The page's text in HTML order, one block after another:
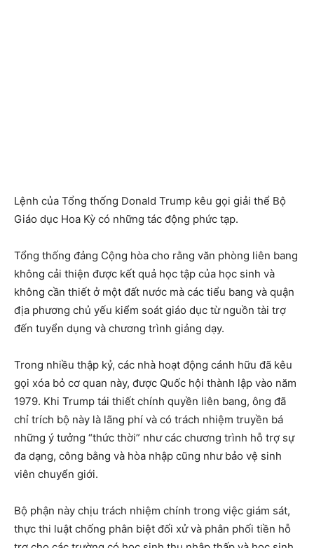
Lệnh của Tổng thống Donald Trump kêu gọi giải thể Bộ
Giáo dục Hoa Kỳ có những tác động phức tạp.
Tổng thống đảng Cộng hòa cho rằng văn phòng liên bang
không cải thiện được kết quả học tập của học sinh và
không cần thiết ở một đất nước mà các tiểu bang và quận
địa phương chủ yếu kiểm soát giáo dục từ nguồn tài trợ
đến tuyển dụng và chương trình giảng dạy.
Trong nhiều thập kỷ, các nhà hoạt động cánh hữu đã kêu
gọi xóa bỏ cơ quan này, được Quốc hội thành lập vào năm
1979. Khi Trump tái thiết chính quyền liên bang, ông đã
chỉ trích bộ này là lãng phí và có trách nhiệm truyền bá
những ý tưởng “thức thời” như các chương trình hỗ trợ sự
đa dạng, công bằng và hòa nhập cũng như bảo vệ sinh
viên chuyển giới.
Bộ phận này chịu trách nhiệm chính trong việc giám sát,
thực thi luật chống phân biệt đối xử và phân phối tiền hỗ